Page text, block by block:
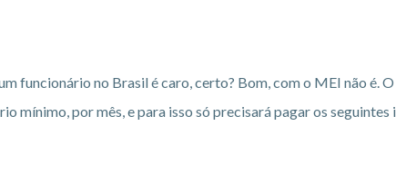
funcionário no Brasil é caro, certo? Bom, com o MEI não é.
mínimo, por mês, e para isso só precisará pagar os